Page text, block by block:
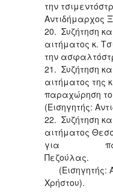
την
Αντιδήμαρχος
20. Συζήτηση
αιτήματος κ.
την
21. Συζήτηση
αιτήματος της
παραχώρηση
(Εισηγητής:
22. Συζήτηση
αιτήματος
για
Πεζούλας.
(Εισηγητής:
Χρήστου).